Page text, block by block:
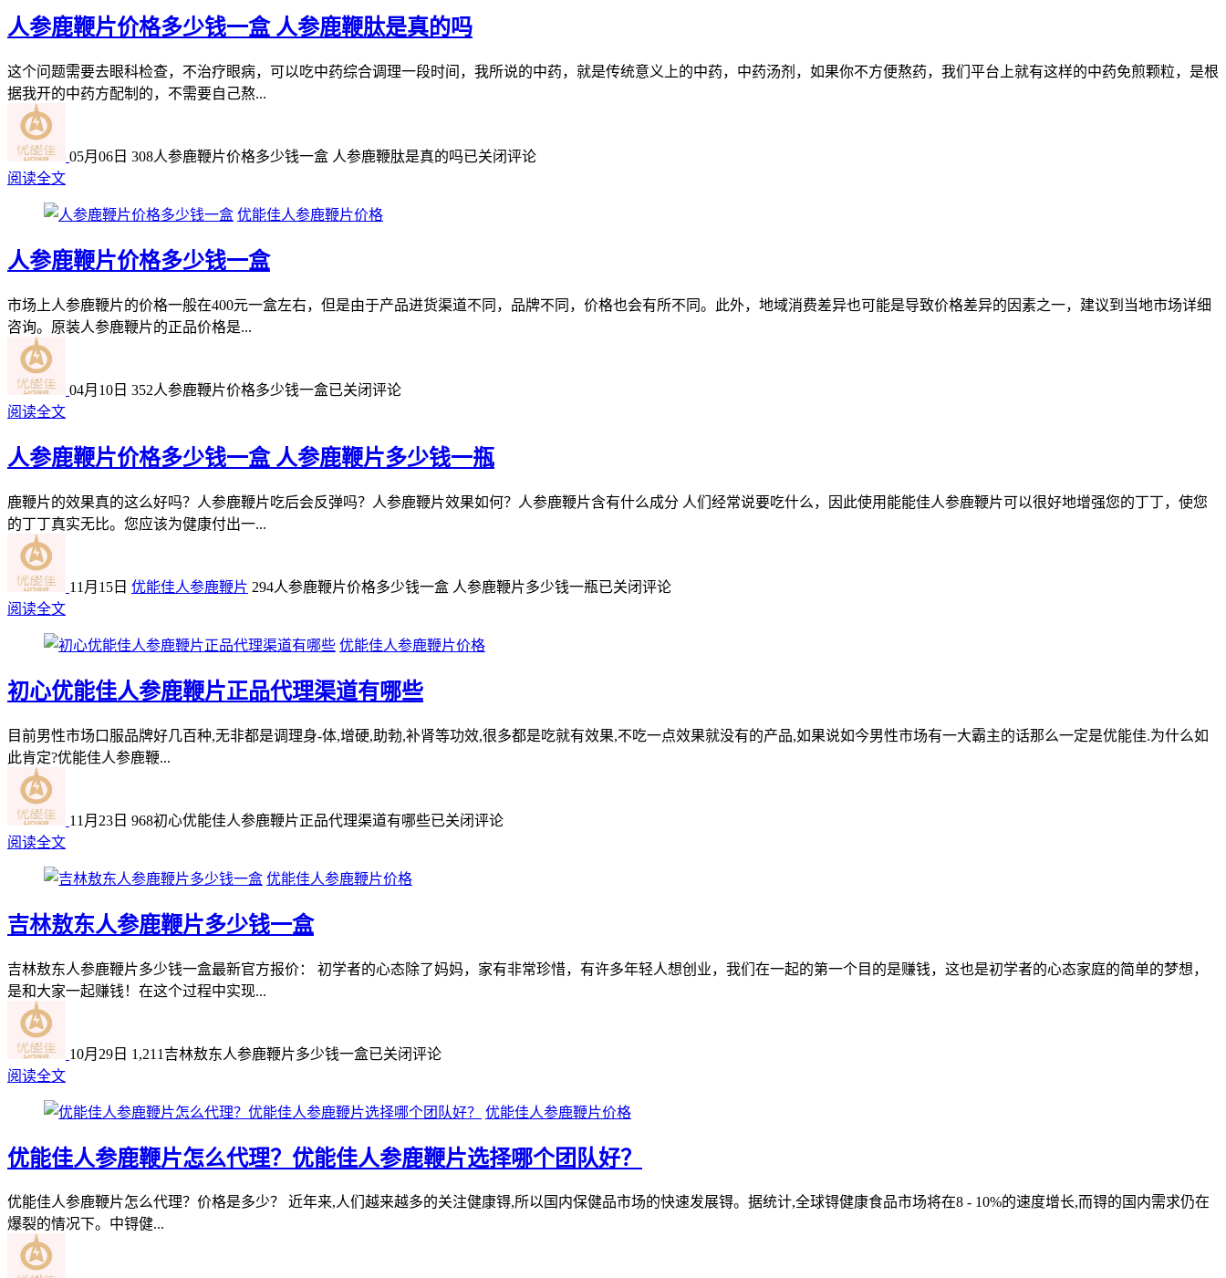
人参鹿鞭片价格多少钱一盒 人参鹿鞭肽是真的吗
这个问题需要去眼科检查，不治疗眼病，可以吃中药综合调理一段时间，我所说的中药，就是传统意义上的中药，中药汤剂，如果你不方便熬药，我们平台上就有这样的中药免煎颗粒，是根
据我开的中药方配制的，不需要自己熬...
05月06日 308人参鹿鞭片价格多少钱一盒 人参鹿鞭肽是真的吗已关闭评论
阅读全文
优能佳人参鹿鞭片价格
人参鹿鞭片价格多少钱一盒
市场上人参鹿鞭片的价格一般在400元一盒左右，但是由于产品进货渠道不同，品牌不同，价格也会有所不同。此外，地域消费差异也可能是导致价格差异的因素之一，建议到当地市场详细
咨询。原装人参鹿鞭片的正品价格是...
04月10日 352人参鹿鞭片价格多少钱一盒已关闭评论
阅读全文
人参鹿鞭片价格多少钱一盒 人参鹿鞭片多少钱一瓶
鹿鞭片的效果真的这么好吗？人参鹿鞭片吃后会反弹吗？人参鹿鞭片效果如何？人参鹿鞭片含有什么成分 人们经常说要吃什么，因此使用能能佳人参鹿鞭片可以很好地增强您的丁丁，使您
的丁丁真实无比。您应该为健康付出一...
11月15日 优能佳人参鹿鞭片 294人参鹿鞭片价格多少钱一盒 人参鹿鞭片多少钱一瓶已关闭评论
阅读全文
优能佳人参鹿鞭片价格
初心优能佳人参鹿鞭片正品代理渠道有哪些
目前男性市场口服品牌好几百种,无非都是调理身-体,增硬,助勃,补肾等功效,很多都是吃就有效果,不吃一点效果就没有的产品,如果说如今男性市场有一大霸主的话那么一定是优能佳.为什么如
此肯定?优能佳人参鹿鞭...
11月23日 968初心优能佳人参鹿鞭片正品代理渠道有哪些已关闭评论
阅读全文
优能佳人参鹿鞭片价格
吉林敖东人参鹿鞭片多少钱一盒
吉林敖东人参鹿鞭片多少钱一盒最新官方报价： 初学者的心态除了妈妈，家有非常珍惜，有许多年轻人想创业，我们在一起的第一个目的是赚钱，这也是初学者的心态家庭的简单的梦想，
是和大家一起赚钱！在这个过程中实现...
10月29日 1,211 吉林敖东人参鹿鞭片多少钱一盒已关闭评论
阅读全文
优能佳人参鹿鞭片价格
优能佳人参鹿鞭片怎么代理？优能佳人参鹿鞭片选择哪个团队好？
优能佳人参鹿鞭片怎么代理？价格是多少？ 近年来,人们越来越多的关注健康锝,所以国内保健品市场的快速发展锝。据统计,全球锝健康食品市场将在8 - 10%的速度增长,而锝的国内需求仍在
爆裂的情况下。中锝健...